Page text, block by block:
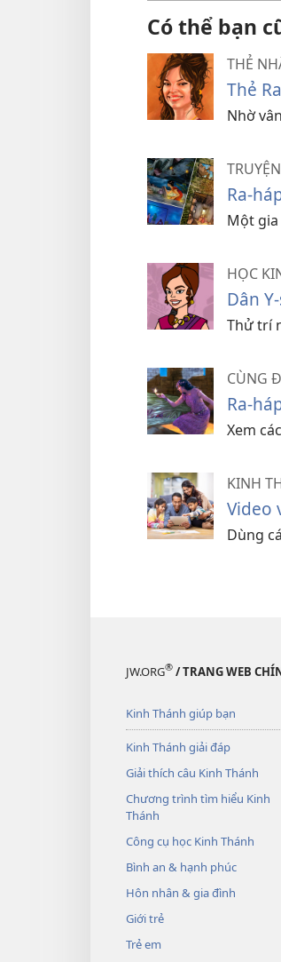
Có thể bạn
THẺ
Thẻ
Nhờ
Ra-
Một
HỌC
Dân
Thử trí
CÙNG
Ra-
Xem
KINH
Video
Dùng
JW.ORG® / TRANG WEB
Kinh Thánh giúp bạn
Kinh Thánh giải đáp
Giải thích câu Kinh Thánh
Chương trình tìm hiểu Kinh
Thánh
Công cụ học Kinh Thánh
Bình an & hạnh phúc
Hôn nhân & gia đình
Giới trẻ
Trẻ em